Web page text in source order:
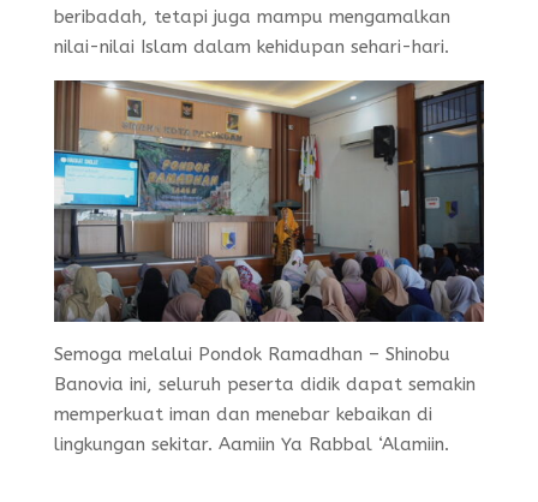
beribadah, tetapi juga mampu mengamalkan
nilai-nilai Islam dalam kehidupan sehari-hari.
Semoga melalui Pondok Ramadhan – Shinobu
Banovia ini, seluruh peserta didik dapat semakin
memperkuat iman dan menebar kebaikan di
lingkungan sekitar. Aamiin Ya Rabbal ‘Alamiin.